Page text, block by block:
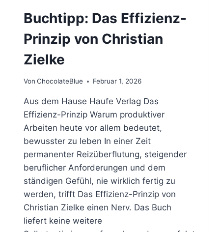
Buchtipp: Das Effizienz-
Prinzip von Christian
Zielke
Von ChocolateBlue Februar 1, 2026
Aus dem Hause Haufe Verlag Das
Effizienz-Prinzip Warum produktiver
Arbeiten heute vor allem bedeutet,
bewusster zu leben In einer Zeit
permanenter Reizüberflutung, steigender
beruflicher Anforderungen und dem
ständigen Gefühl, nie wirklich fertig zu
werden, trifft Das Effizienz-Prinzip von
Christian Zielke einen Nerv. Das Buch
liefert keine weitere